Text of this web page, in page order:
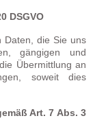
DSGVO
Daten, die Sie uns
gängigen und
Übermittlung an
soweit dies
Art. 7 Abs. 3